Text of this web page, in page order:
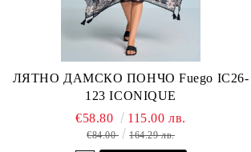
ЛЯТНО ДАМСКО ПОНЧО Fuego IC26-
123 ICONIQUE
€58.80 115.00 лв.
€84.00 164.29 лв.